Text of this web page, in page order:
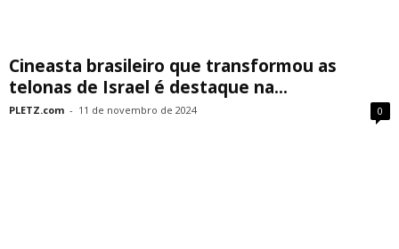
Cineasta brasileiro que transformou as
telonas de Israel é destaque na...
PLETZ.com - 11 de novembro de 2024 0